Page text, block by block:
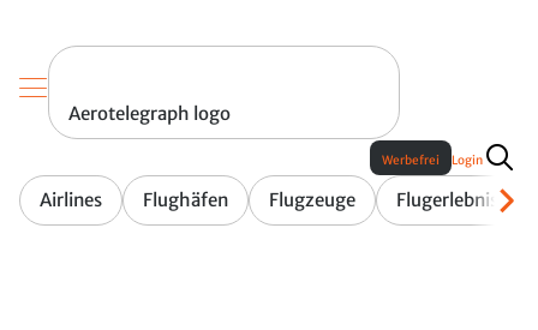
Aerotelegraph logo
Airlines Flughäfen Flugzeuge Flugerlebnis
Werbefrei Login